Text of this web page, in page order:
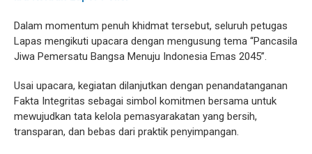
Dalam momentum penuh khidmat tersebut, seluruh petugas
Lapas mengikuti upacara dengan mengusung tema “Pancasila
Jiwa Pemersatu Bangsa Menuju Indonesia Emas 2045”.
Usai upacara, kegiatan dilanjutkan dengan penandatanganan
Fakta Integritas sebagai simbol komitmen bersama untuk
mewujudkan tata kelola pemasyarakatan yang bersih,
transparan, dan bebas dari praktik penyimpangan.